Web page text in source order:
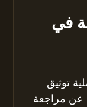
في
توثيق
عن مراجعة